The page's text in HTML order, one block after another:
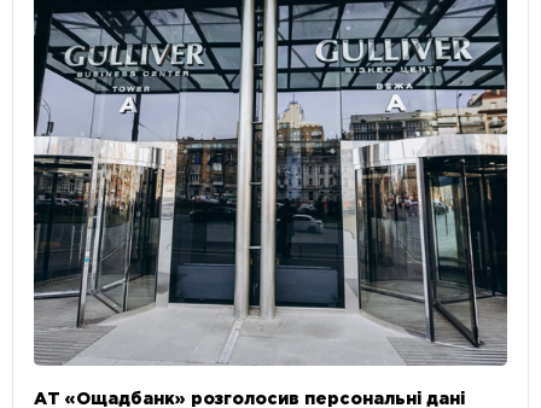
АТ «Ощадбанк» розголосив персональні дані